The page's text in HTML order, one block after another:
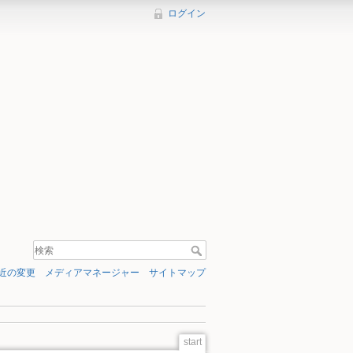
ログイン
の変更 メディアマネージャー サイトマップ
start